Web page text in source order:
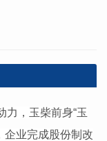
力，玉柴前身“玉
企业完成股份制改